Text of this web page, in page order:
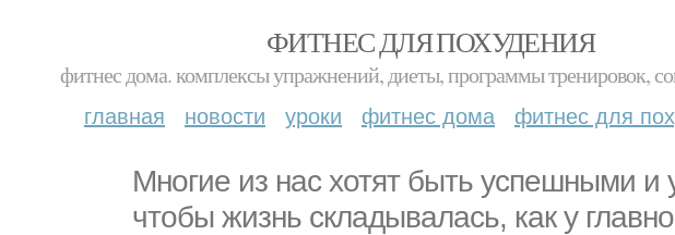
ФИТНЕС ДЛЯ ПОХУДЕНИЯ
фитнес дома. комплексы упражнений, диеты, программы тренировок,
главная новости уроки фитнес дома фитнес для
Многие из нас хотят быть успешными
чтобы жизнь складывалась, как у